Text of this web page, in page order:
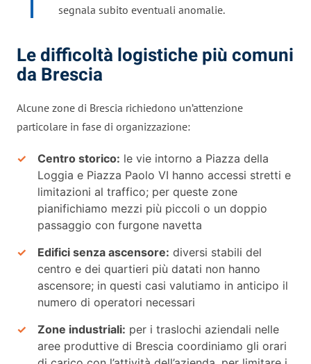
segnala subito eventuali anomalie.
Le difficoltà logistiche più comuni
da Brescia
Alcune zone di Brescia richiedono un’attenzione
particolare in fase di organizzazione:
Centro storico: le vie intorno a Piazza della
Loggia e Piazza Paolo VI hanno accessi stretti e
limitazioni al traffico; per queste zone
pianifichiamo mezzi più piccoli o un doppio
passaggio con furgone navetta
Edifici senza ascensore: diversi stabili del
centro e dei quartieri più datati non hanno
ascensore; in questi casi valutiamo in anticipo il
numero di operatori necessari
Zone industriali: per i traslochi aziendali nelle
aree produttive di Brescia coordiniamo gli orari